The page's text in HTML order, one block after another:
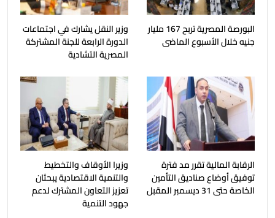
البورصة المصرية تربح 167 مليار
جنيه خلال الأسبوع الماضى
وزير النقل يشارك في اجتماعات
الدورة الرابعة للجنة المشتركة
المصرية التشادية
الرقابة المالية تقرر مد فترة
توفيق أوضاع صناديق التأمين
الخاصة حتى 31 ديسمبر المقبل
وزيرا الأوقاف والتخطيط
والتنمية الاقتصادية يبحثان
تعزيز التعاون المشترك لدعم
جهود التنمية